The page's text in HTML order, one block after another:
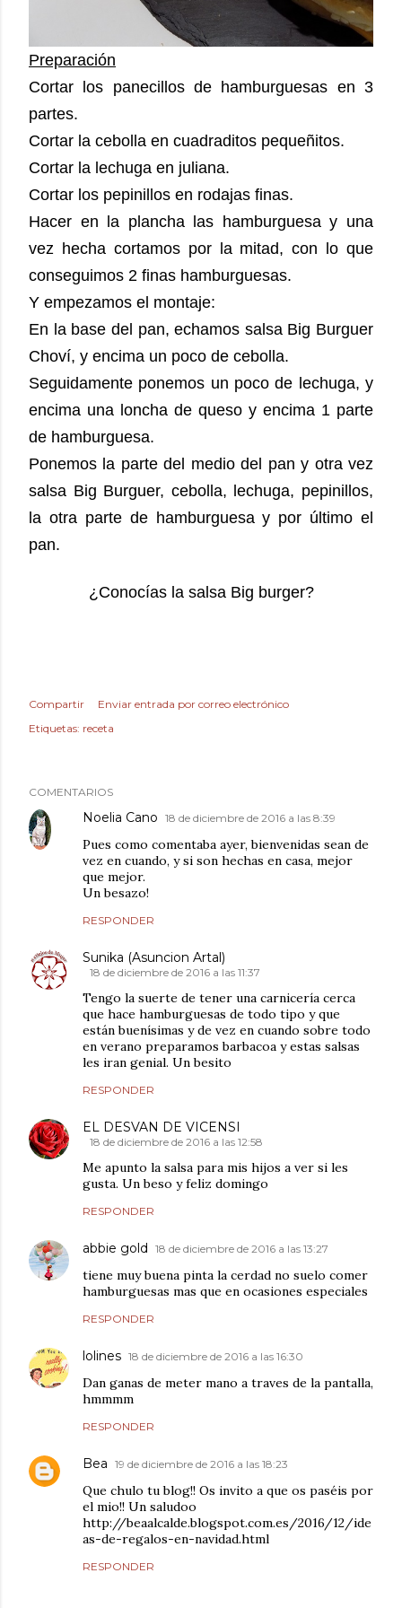
Preparación
Cortar los panecillos de hamburguesas en 3
partes.
Cortar la cebolla en cuadraditos pequeñitos.
Cortar la lechuga en juliana.
Cortar los pepinillos en rodajas finas.
Hacer en la plancha las hamburguesa y una
vez hecha cortamos por la mitad, con lo que
conseguimos 2 finas hamburguesas.
Y empezamos el montaje:
En la base del pan, echamos salsa Big Burguer
Choví, y encima un poco de cebolla.
Seguidamente ponemos un poco de lechuga, y
encima una loncha de queso y encima 1 parte
de hamburguesa.
Ponemos la parte del medio del pan y otra vez
salsa Big Burguer, cebolla, lechuga, pepinillos,
la otra parte de hamburguesa y por último el
pan.
¿Conocías la salsa Big burger?
Compartir
Enviar entrada por correo electrónico
Etiquetas: receta
COMENTARIOS
Noelia Cano 18 de diciembre de 2016 a las 8:39
Pues como comentaba ayer, bienvenidas sean de
vez en cuando, y si son hechas en casa, mejor
que mejor.
Un besazo!
RESPONDER
Sunika (Asuncion Artal)
18 de diciembre de 2016 a las 11:37
Tengo la suerte de tener una carnicería cerca
que hace hamburguesas de todo tipo y que
están buenísimas y de vez en cuando sobre todo
en verano preparamos barbacoa y estas salsas
les iran genial. Un besito
RESPONDER
EL DESVAN DE VICENSI
18 de diciembre de 2016 a las 12:58
Me apunto la salsa para mis hijos a ver si les
gusta. Un beso y feliz domingo
RESPONDER
abbie gold 18 de diciembre de 2016 a las 13:27
tiene muy buena pinta la cerdad no suelo comer
hamburguesas mas que en ocasiones especiales
RESPONDER
lolines 18 de diciembre de 2016 a las 16:30
Dan ganas de meter mano a traves de la pantalla,
hmmmm
RESPONDER
Bea 19 de diciembre de 2016 a las 18:23
Que chulo tu blog!! Os invito a que os paséis por
el mio!! Un saludoo
http://beaalcalde.blogspot.com.es/2016/12/ide
as-de-regalos-en-navidad.html
RESPONDER